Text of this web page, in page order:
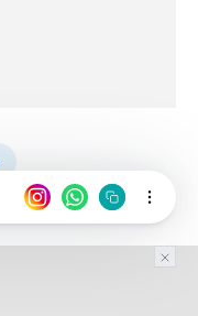
News